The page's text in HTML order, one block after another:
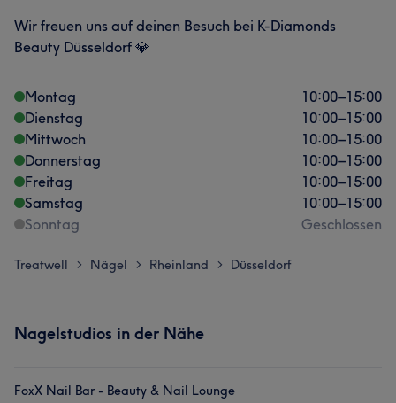
Wir freuen uns auf deinen Besuch bei K-Diamonds
Beauty Düsseldorf 💎
Montag 10:00–15:00
Dienstag
10:00–15:00
Mittwoch
10:00–15:00
Donnerstag
10:00–15:00
Freitag
10:00–15:00
Samstag
10:00–15:00
Sonntag
Geschlossen
Treatwell > Nägel > Rheinland > Düsseldorf
Nagelstudios in der Nähe
FoxX Nail Bar - Beauty & Nail Lounge